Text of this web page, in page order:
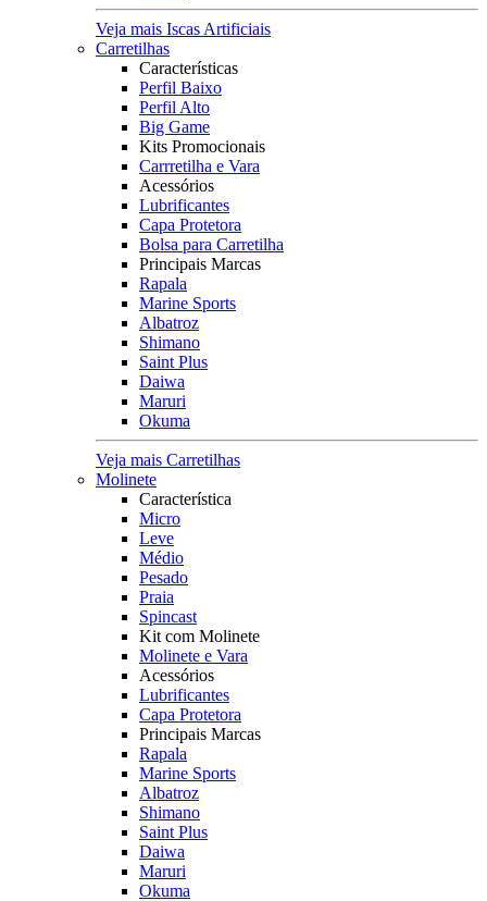
Veja mais Iscas Artificiais
Carretilhas
Características
Perfil Baixo
Perfil Alto
Big Game
Kits Promocionais
Carrretilha e Vara
Acessórios
Lubrificantes
Capa Protetora
Bolsa para Carretilha
Principais Marcas
Rapala
Marine Sports
Albatroz
Shimano
Saint Plus
Daiwa
Maruri
Okuma
Veja mais Carretilhas
Molinete
Característica
Micro
Leve
Médio
Pesado
Praia
Spincast
Kit com Molinete
Molinete e Vara
Acessórios
Lubrificantes
Capa Protetora
Principais Marcas
Rapala
Marine Sports
Albatroz
Shimano
Saint Plus
Daiwa
Maruri
Okuma